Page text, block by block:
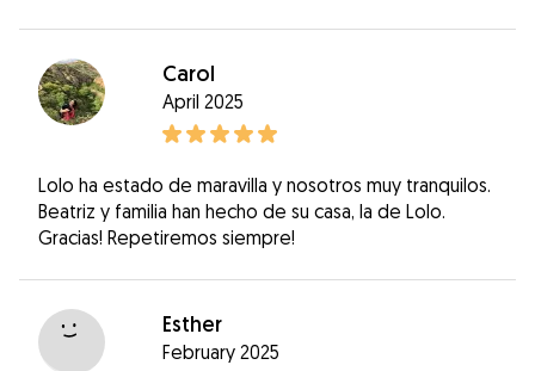
Carol
April 2025
Lolo ha estado de maravilla y nosotros muy tranquilos.
Beatriz y familia han hecho de su casa, la de Lolo.
Gracias! Repetiremos siempre!
Esther
February 2025